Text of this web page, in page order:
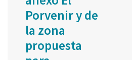
Porvenir y de
la zona
propuesta